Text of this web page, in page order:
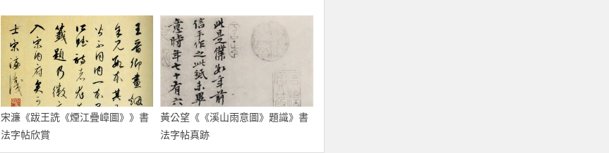
宋濂《跋王詵《煙江疊嶂圖》》書
法字帖欣賞
黃公望《《溪山雨意圖》題識》書
法字帖真跡